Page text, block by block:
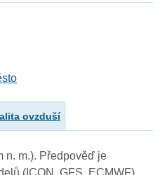
ovzduší
n. m.). Předpověď je